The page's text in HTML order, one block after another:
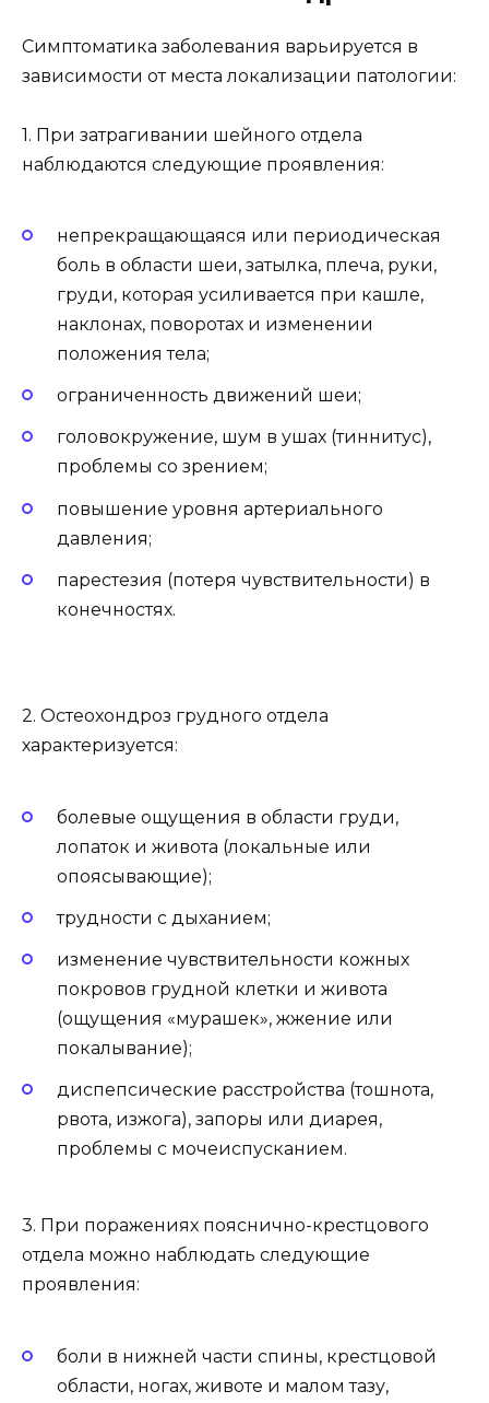
Симптоматика заболевания варьируется в
зависимости от места локализации патологии:
1. При затрагивании шейного отдела
наблюдаются следующие проявления:
непрекращающаяся или периодическая
боль в области шеи, затылка, плеча, руки,
груди, которая усиливается при кашле,
наклонах, поворотах и изменении
положения тела;
ограниченность движений шеи;
головокружение, шум в ушах (тиннитус),
проблемы со зрением;
повышение уровня артериального
давления;
парестезия (потеря чувствительности) в
конечностях.
2. Остеохондроз грудного отдела
характеризуется:
болевые ощущения в области груди,
лопаток и живота (локальные или
опоясывающие);
трудности с дыханием;
изменение чувствительности кожных
покровов грудной клетки и живота
(ощущения «мурашек», жжение или
покалывание);
диспепсические расстройства (тошнота,
рвота, изжога), запоры или диарея,
проблемы с мочеиспусканием.
3. При поражениях пояснично-крестцового
отдела можно наблюдать следующие
проявления:
боли в нижней части спины, крестцовой
области, ногах, животе и малом тазу,